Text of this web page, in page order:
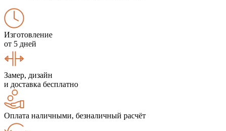
Изготовление
от 5 дней
Замер, дизайн
и доставка бесплатно
Оплата наличными, безналичный расчёт